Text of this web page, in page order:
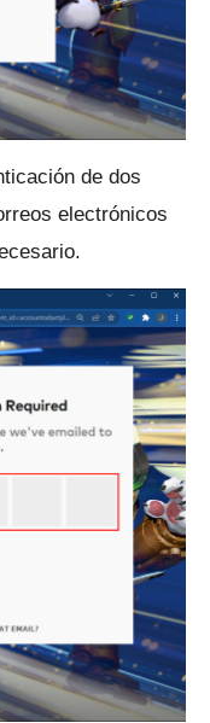
de dos
electrónicos